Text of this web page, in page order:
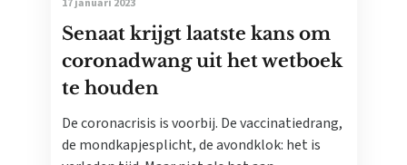
17 januari 2023
Senaat krijgt laatste kans om
coronadwang uit het wetboek
te houden
De coronacrisis is voorbij. De vaccinatiedrang,
de mondkapjesplicht, de avondklok: het is